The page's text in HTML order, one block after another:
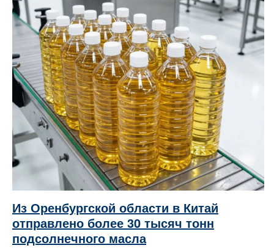
Из Оренбургской области в Китай
отправлено более 30 тысяч тонн
подсолнечного масла